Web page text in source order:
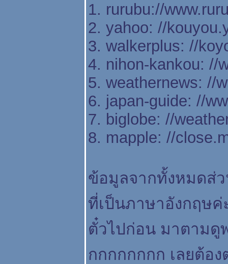
1. rurubu://
2. yahoo: //
3. walkerplus: //
4. nihon-kankou: //
5. weathernews: //
6. japan-guide: //
7. biglobe: //
8. mapple: //
ข้อมูลจากทั้งหมดส่ว
ที่เป็นภาษาอังกฤษค่
ตั๋วไปก่อน มาตามดู
กกกกกกกก เลยต้อ